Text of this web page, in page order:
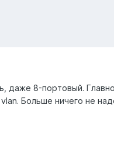
даже 8-портовый.
Больше ничего не